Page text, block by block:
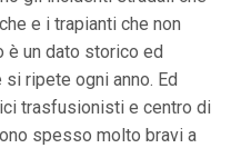
e i trapianti che non
un dato storico ed
si ripete ogni anno. Ed
trasfusionisti e centro di
spesso molto bravi a